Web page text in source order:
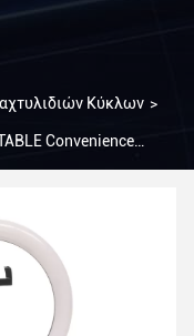
Κύκλων >
Convenience